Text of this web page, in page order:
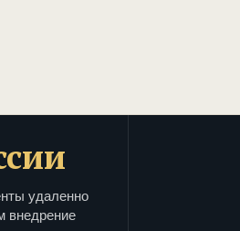
удаленно
внедрение